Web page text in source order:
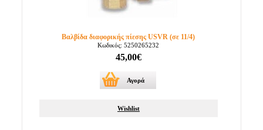
Βαλβίδα διαφορικής πίεσης USVR (σε 11/4)
Κωδικός: 5250265232
45,00€
Αγορά
Wishlist